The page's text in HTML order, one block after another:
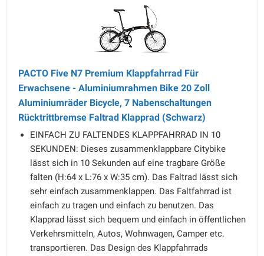
PACTO Five N7 Premium Klappfahrrad Für
Erwachsene - Aluminiumrahmen Bike 20 Zoll
Aluminiumräder Bicycle, 7 Nabenschaltungen
Rücktrittbremse Faltrad Klapprad (Schwarz)
EINFACH ZU FALTENDES KLAPPFAHRRAD IN 10
SEKUNDEN: Dieses zusammenklappbare Citybike
lässt sich in 10 Sekunden auf eine tragbare Größe
falten (H:64 x L:76 x W:35 cm). Das Faltrad lässt sich
sehr einfach zusammenklappen. Das Faltfahrrad ist
einfach zu tragen und einfach zu benutzen. Das
Klapprad lässt sich bequem und einfach in öffentlichen
Verkehrsmitteln, Autos, Wohnwagen, Camper etc.
transportieren. Das Design des Klappfahrrads